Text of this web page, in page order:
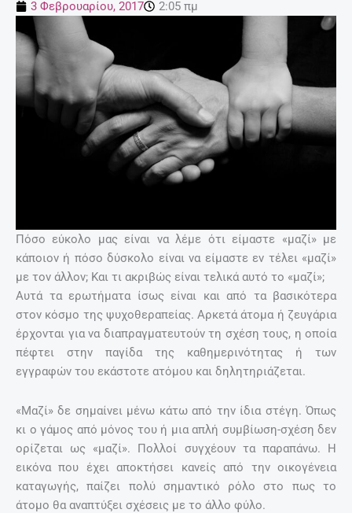
3 Φεβρουαρίου, 2017 2:05 πμ
Πόσο εύκολο μας είναι να λέμε ότι είμαστε «μαζί» με
κάποιον ή πόσο δύσκολο είναι να είμαστε εν τέλει «μαζί»
με τον άλλον; Και τι ακριβώς είναι τελικά αυτό το «μαζί»;
Αυτά τα ερωτήματα ίσως είναι και από τα βασικότερα
στον κόσμο της ψυχοθεραπείας. Αρκετά άτομα ή ζευγάρια
έρχονται για να διαπραγματευτούν τη σχέση τους, η οποία
πέφτει στην παγίδα της καθημερινότητας ή των
εγγραφών του εκάστοτε ατόμου και δηλητηριάζεται.
«Μαζί» δε σημαίνει μένω κάτω από την ίδια στέγη. Όπως
κι ο γάμος από μόνος του ή μια απλή συμβίωση-σχέση δεν
ορίζεται ως «μαζί». Πολλοί συγχέουν τα παραπάνω. Η
εικόνα που έχει αποκτήσει κανείς από την οικογένεια
καταγωγής, παίζει πολύ σημαντικό ρόλο στο πως το
άτομο θα αναπτύξει σχέσεις με το άλλο φύλο.